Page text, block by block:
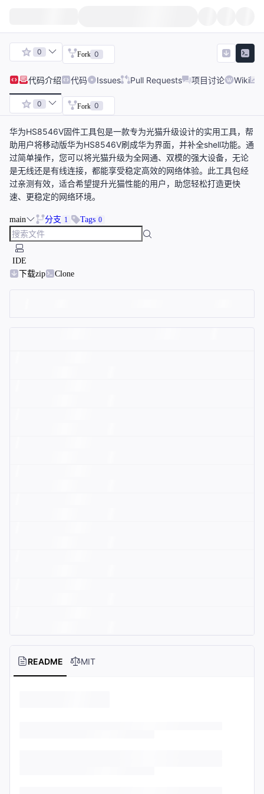
0 Fork 0
代码介绍 代码 Issues Pull Requests 项目讨论 Wiki
0 Fork 0
华为HS8546V固件工具包是一款专为光猫升级设计的实用工具，帮
助用户将移动版华为HS8546V刷成华为界面，并补全shell功能。通
过简单操作，您可以将光猫升级为全网通、双模的强大设备，无论
是无线还是有线连接，都能享受稳定高效的网络体验。此工具包经
过亲测有效，适合希望提升光猫性能的用户，助您轻松打造更快
速、更稳定的网络环境。
main 分支 1 Tags 0
IDE
下载zip
Clone
README MIT